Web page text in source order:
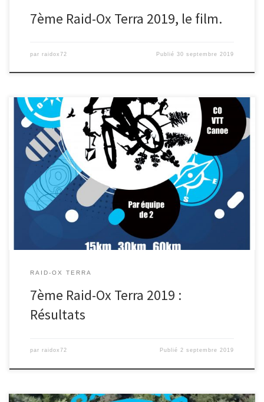
7ème Raid-Ox Terra 2019, le film.
par raidox72 Publié30 septembre 2019
Voila, le 7ème Raid-Ox Terra a eu lieu ce samedi 31 août sous un
beau soleil à Sillé le Guillaume. […]
RAID-OX TERRA
7ème Raid-Ox Terra 2019 :
Résultats
par raidox72 Publié2 septembre 2019